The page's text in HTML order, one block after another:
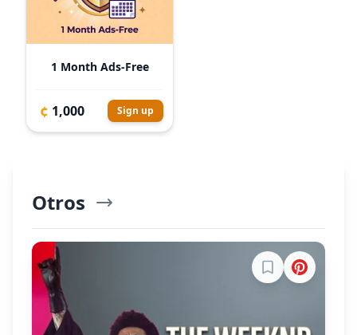
1 Month Ads-Free
¢ 1,000 Sign up
Otros Explorar Más
Inicia sesión